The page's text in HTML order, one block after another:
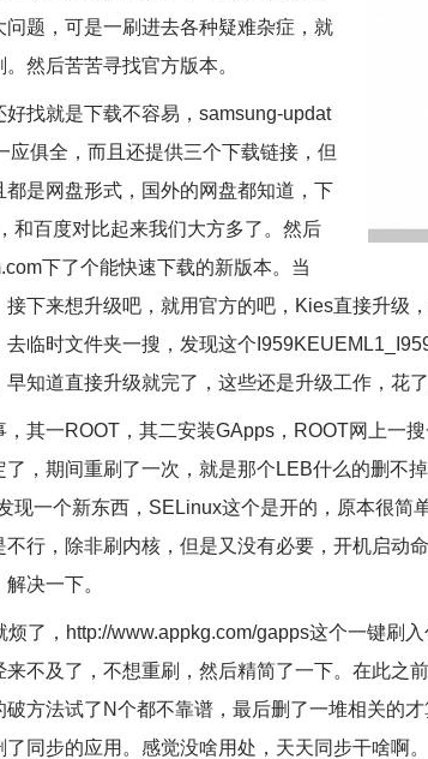
问题，可是一刷进去各种疑难杂症，就
然后苦苦寻找官方版本。
找就是下载不容易，samsung-updat
应俱全，而且还提供三个下载链接，但
都是网盘形式，国外的网盘都知道，下
和百度对比起来我们大方多了。然后
下了个能快速下载的新版本。当
接下来想升级吧，就用官方的吧，Kies直接升级
临时文件夹一搜，发现这个
知道直接升级就完了，这些还是升级工作，花了
一ROOT，其二安装GApps，ROOT网上一搜
了，期间重刷了一次，就是那个LEB什么的删不
现一个新东西，SELinux这个是开的，原本很简
不行，除非刷内核，但是又没有必要，开机启动
决一下。
，http://www.appkg.com/gapps这个一键刷入
来不及了，不想重刷，然后精简了一下。在此之
破方法试了N个都不靠谱，最后删了一堆相关的
同步的应用。感觉没啥用处，天天同步干啥啊。